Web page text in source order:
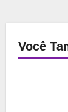
Você